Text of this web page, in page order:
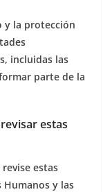
y la protección
incluidas las
parte de la
estas
estas
Humanos y las